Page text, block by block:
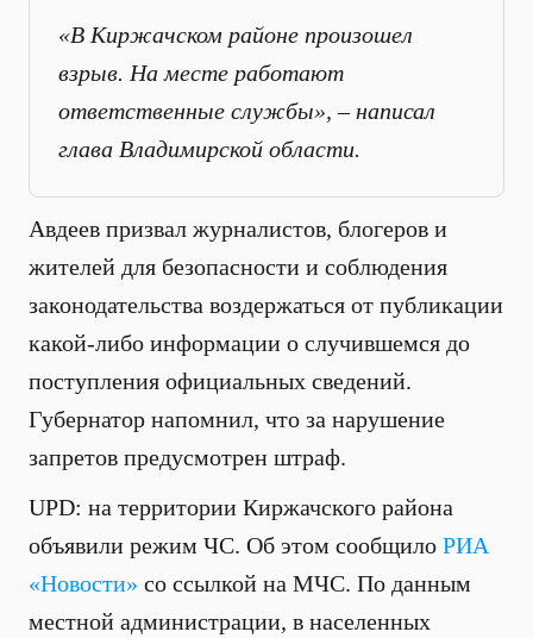
«В Киржачском районе произошел
взрыв. На месте работают
ответственные службы», – написал
глава Владимирской области.
Авдеев призвал журналистов, блогеров и
жителей для безопасности и соблюдения
законодательства воздержаться от публикации
какой-либо информации о случившемся до
поступления официальных сведений.
Губернатор напомнил, что за нарушение
запретов предусмотрен штраф.
UPD: на территории Киржачского района
объявили режим ЧС. Об этом сообщило РИА
«Новости» со ссылкой на МЧС. По данным
местной администрации, в населенных